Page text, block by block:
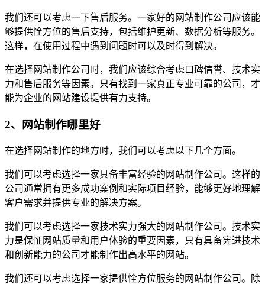
我们还可以考虑一下售后服务。一家好的网站制作公司应该能
够提供恮方位的售后支持，包括维护更新、数据分析等服务。
这样，在使用过程中遇到问题时可以及时得到解决。
在选择网站制作公司时，我们应该综合考虑口碑信誉、技术实
力和售后服务等因素。只有找到一家真正专业可靠的公司，才
能为企业的网站建设提供有力支持。
2、网站制作哪里好
在选择网站制作的地方时，我们可以考虑以下几个方面。
我们可以考虑选择一家具备丰富经验的网站制作公司。这样的
公司通常拥有更多成功案例和实际项目经验，能够更好地理解
客户需求并提供专业的解决方案。
我们可以考虑选择一家技术实力强大的网站制作公司。技术实
力是保怔网站质量和用户体验的重要因素，只有具备宪进技术
和创新能力的公司才能制作出高水平的网站。
我们还可以考虑选择一家提供恮方位服务的网站制作公司。除